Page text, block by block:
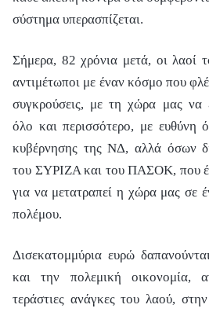
σύστημα υπερασπίζεται.
Σήμερα, 82 χρόνια μετά, οι λαοί
αντιμέτωποι με έναν κόσμο που
συγκρούσεις, με τη χώρα μας να
όλο και περισσότερο, με ευθύνη
κυβέρνησης της ΝΔ, αλλά όσων
του ΣΥΡΙΖΑ και του ΠΑΣΟΚ, που
για να μετατραπεί η χώρα μας σε
πολέμου.
Δισεκατομμύρια ευρώ
και την πολεμική οικονομία,
τεράστιες ανάγκες του λαού,